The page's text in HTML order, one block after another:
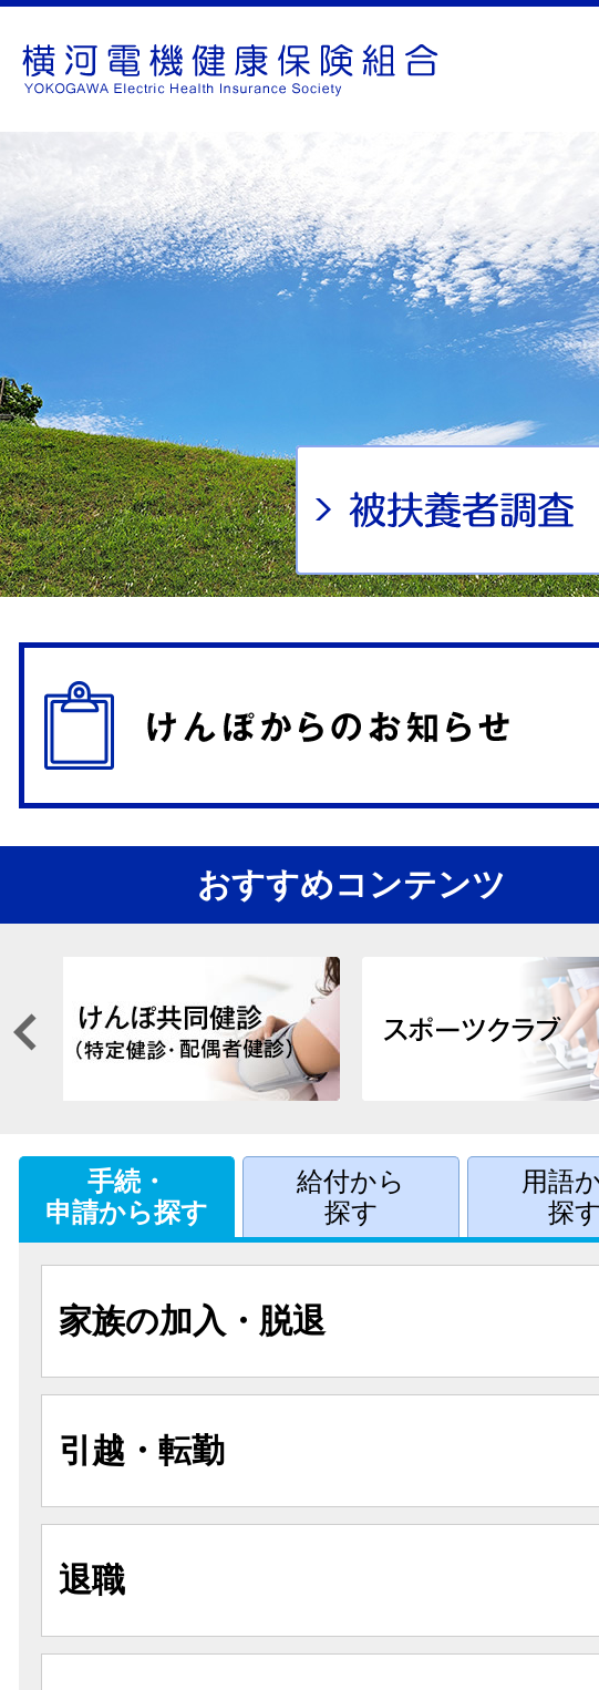
おすすめコンテンツ
手続・
申請から探す
給付から
探す
用語
探
家族の加入・脱退
引越・転勤
退職